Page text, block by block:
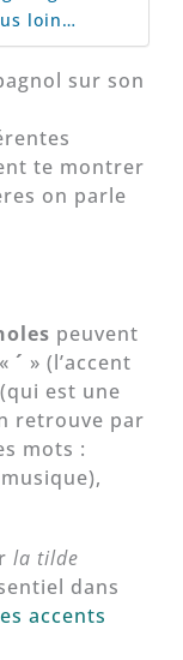
loin…
sur son
te montrer
on parle
peuvent
´ » (l’accent
est une
retrouve par
mots :
la tilde
dans
accents